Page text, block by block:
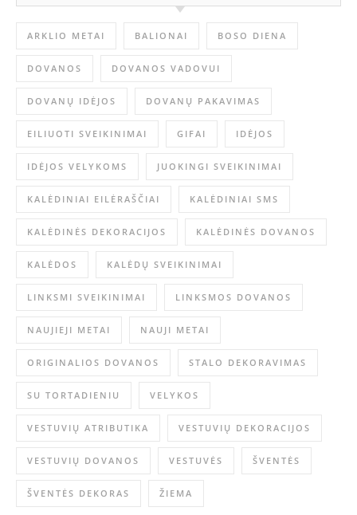
ARKLIO METAI BALIONAI BOSO DIENA
DOVANOS DOVANOS VADOVUI
DOVANŲ IDĖJOS DOVANŲ PAKAVIMAS
EILIUOTI SVEIKINIMAI GIFAI IDĖJOS
IDĖJOS VELYKOMS JUOKINGI SVEIKINIMAI
KALĖDINIAI EILĖRAŠČIAI KALĖDINIAI SMS
KALĖDINĖS DEKORACIJOS KALĖDINĖS DOVANOS
KALĖDOS KALĖDŲ SVEIKINIMAI
LINKSMI SVEIKINIMAI LINKSMOS DOVANOS
NAUJIEJI METAI NAUJI METAI
ORIGINALIOS DOVANOS STALO DEKORAVIMAS
SU TORTADIENIU VELYKOS
VESTUVIŲ ATRIBUTIKA VESTUVIŲ DEKORACIJOS
VESTUVIŲ DOVANOS VESTUVĖS ŠVENTĖS
ŠVENTĖS DEKORAS ŽIEMA